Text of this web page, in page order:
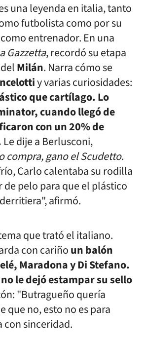
una leyenda en italia, tanto
futbolista como por su
entrenador. En una
Gazzetta, recordó su etapa
Milán. Narra cómo se
y varias curiosidades:
que cartílago. Lo
cuando llegó de
con un 20% de
Le dije a Berlusconi,
compra, gano el Scudetto.
Carlo calentaba su rodilla
de pelo para que el plástico
afirmó.
que trató el italiano.
con cariñoun balón
Maradona y Di Stefano.
le dejó estampar su sello
"Butragueño quería
que no, esto no es para
con sinceridad.